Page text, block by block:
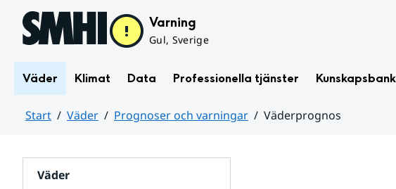
Hoppa till sidans innehåll Varning
Gul, Sverige
Väder Klimat Data Professionella tjänster
Start Väder Prognoser och varningar
Väderprognos
Väder
för
varningar